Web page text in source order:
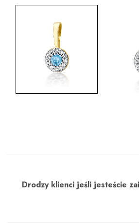
Drodzy klienci jeśli jesteście